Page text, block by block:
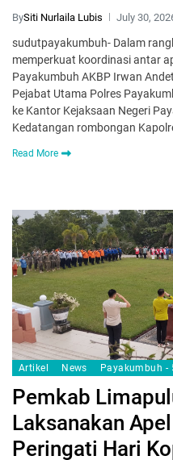
BySiti Nurlaila Lubis July 30,
sudutpayakumbuh- Dalam
memperkuat koordinasi antar
Payakumbuh AKBP Irwan
Pejabat Utama Polres
ke Kantor Kejaksaan Negeri
Kedatangan rombongan
Read More
Artikel News Payakumbuh -
Pemkab
Laksanakan
Peringati Hari